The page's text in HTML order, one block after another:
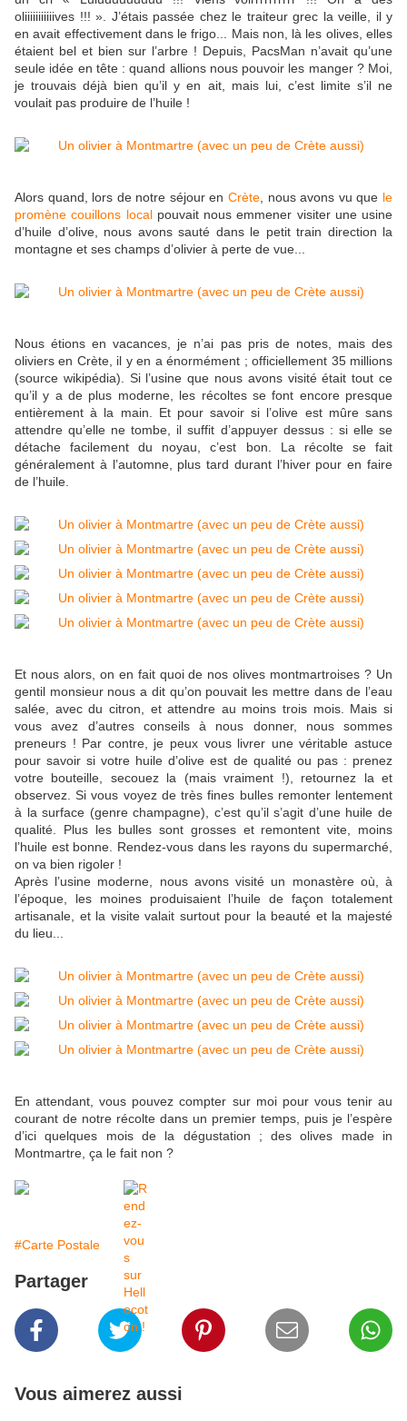
oliiiiiiiiiiives !!! ». J’étais passée chez le traiteur grec la veille, il y
en avait effectivement dans le frigo... Mais non, là les olives, elles
étaient bel et bien sur l’arbre ! Depuis, PacsMan n’avait qu’une
seule idée en tête : quand allions nous pouvoir les manger ? Moi,
je trouvais déjà bien qu’il y en ait, mais lui, c’est limite s’il ne
voulait pas produire de l’huile !
Alors quand, lors de notre séjour enCrète , nous avons vu que le
promène couillons localpouvait nous emmener visiter une usine
d’huile d’olive, nous avons sauté dans le petit train direction la
montagne et ses champs d’olivier à perte de vue...
Nous étions en vacances, je n’ai pas pris de notes, mais des
oliviers en Crète, il y en a énormément ; officiellement 35 millions
(source wikipédia). Si l’usine que nous avons visité était tout ce
qu’il y a de plus moderne, les récoltes se font encore presque
entièrement à la main. Et pour savoir si l’olive est mûre sans
attendre qu’elle ne tombe, il suffit d’appuyer dessus : si elle se
détache facilement du noyau, c’est bon. La récolte se fait
généralement à l’automne, plus tard durant l’hiver pour en faire
de l’huile.
Et nous alors, on en fait quoi de nos olives montmartroises ? Un
gentil monsieur nous a dit qu’on pouvait les mettre dans de l’eau
salée, avec du citron, et attendre au moins trois mois. Mais si
vous avez d’autres conseils à nous donner, nous sommes
preneurs ! Par contre, je peux vous livrer une véritable astuce
pour savoir si votre huile d’olive est de qualité ou pas : prenez
votre bouteille, secouez la (mais vraiment !), retournez la et
observez. Si vous voyez de très fines bulles remonter lentement
à la surface (genre champagne), c’est qu’il s’agit d’une huile de
qualité. Plus les bulles sont grosses et remontent vite, moins
l’huile est bonne. Rendez-vous dans les rayons du supermarché,
on va bien rigoler !
Après l’usine moderne, nous avons visité un monastère où, à
l’époque, les moines produisaient l’huile de façon totalement
artisanale, et la visite valait surtout pour la beauté et la majesté
du lieu...
En attendant, vous pouvez compter sur moi pour vous tenir au
courant de notre récolte dans un premier temps, puis je l’espère
d’ici quelques mois de la dégustation ; des olives made in
Montmartre, ça le fait non ?
#Carte Postale
Partager
Vous aimerez aussi